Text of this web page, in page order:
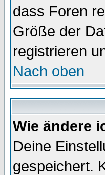
dass Foren
Größe der
registrieren
Nach oben
Wie ändere
Deine
gespeichert.